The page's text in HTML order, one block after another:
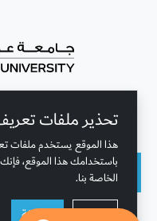
تحذير ملفات
هذا الموقع يستخدم ملفات
باستخدامك هذا الموقع،
الخاصة بنا.
رفض موافقة
حقوق النشر محفوظة ©